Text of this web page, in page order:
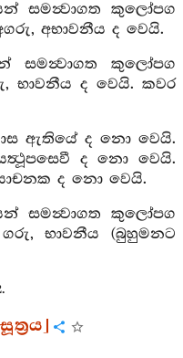
සමන්‍වාගත කුලෝපග
අභාවනීය ද වෙයි.
සමන්‍වාගත කුලෝපග
භාවනීය ද වෙයි. කවර
ඇතියේ ද නො වෙයි.
ද නො වෙයි.
ද නො වෙයි.
සමන්‍වාගත කුලෝපග
භාවනීය (බුහුමනට